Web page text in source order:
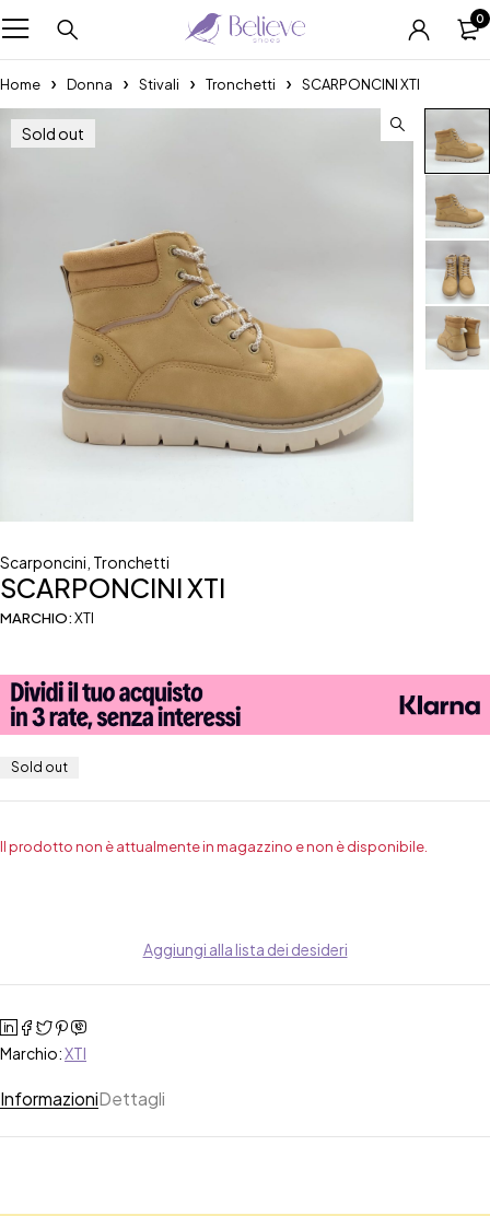
0
Home Donna Stivali Tronchetti SCARPONCINI XTI
Sold out
Scarponcini Tronchetti
SCARPONCINI XTI
MARCHIO:XTI
Sold out
Il prodotto non è attualmente in magazzino e non è disponibile.
Aggiungi alla lista dei desideri
Marchio:XTI
InformazioniDettagli